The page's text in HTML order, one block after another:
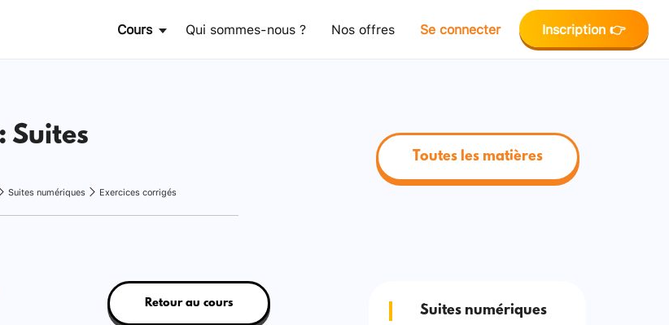
Cours Qui sommes-nous ? Nos offres Se connecter Inscription 👉
Suites
Suites numériques Exercices corrigés
Toutes les matières
Retour au cours Suites numériques